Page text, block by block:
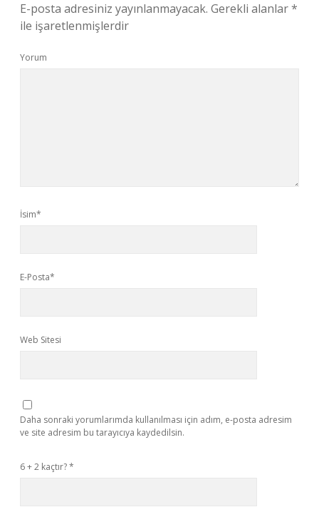
E-posta adresiniz yayınlanmayacak. Gerekli alanlar*
ile işaretlenmişlerdir
Yorum
İsim*
E-Posta*
Web Sitesi
Daha sonraki yorumlarımda kullanılması için adım, e-posta adresim
ve site adresim bu tarayıcıya kaydedilsin.
6 + 2 kaçtır?*